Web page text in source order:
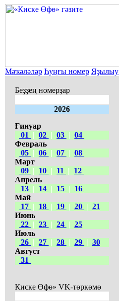
Мәҡәләләр Һуңғы номер Яҙылыу
Беҙҙең номерҙар
2026
Ғинуар
01
| 02 | 03 | 04
Февраль
05 | 06 | 07 | 08
Март
09 | 10 | 11 |
12
Апрель
13 | 14 | 15 |
16
Май
17 | 18 | 19 | 20 | 21
Июнь
22 | 23 | 24 | 25
Июль
26 | 27 | 28 | 29 | 30
Август
31
Киске Өфө» VK-төркөмө